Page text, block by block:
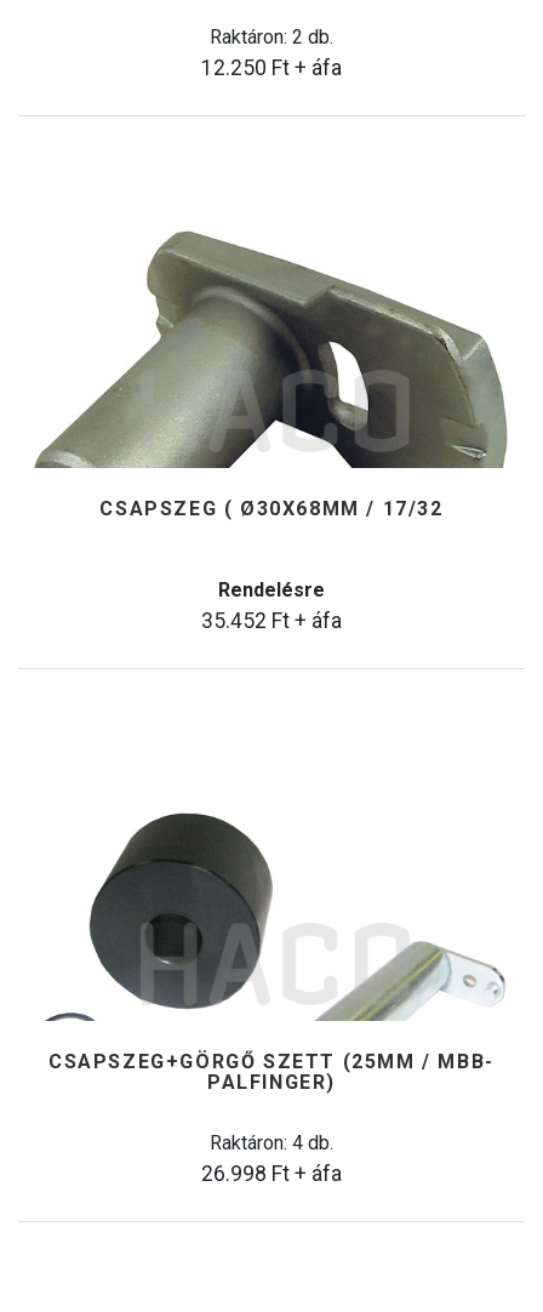
Raktáron: 2 db.
12.250 Ft + áfa
CSAPSZEG ( Ø30X68MM / 17/32
Rendelésre
35.452 Ft + áfa
CSAPSZEG+GÖRGŐ SZETT (25MM / MBB-
PALFINGER)
Raktáron: 4 db.
26.998 Ft + áfa